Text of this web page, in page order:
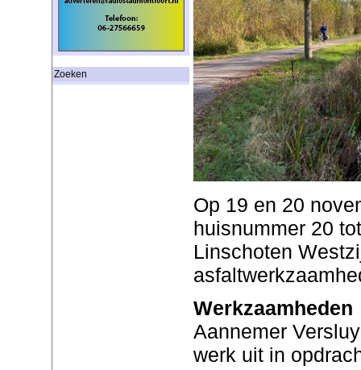
Zoeken
Op 19 en 20
huisnummer 20
Linschoten
Werkzaamheden
Aannemer
werk uit in